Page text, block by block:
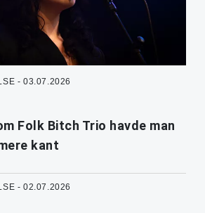
- 03.07.2026
Folk Bitch Trio havde man
kant
- 02.07.2026